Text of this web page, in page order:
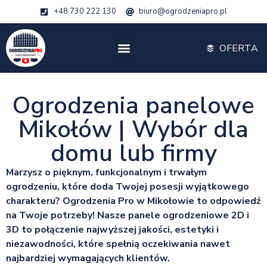
+48 730 222 130 biuro@ogrodzeniapro.pl
OFERTA
Ogrodzenia panelowe
Mikołów | Wybór dla
domu lub firmy
Marzysz o pięknym, funkcjonalnym i trwałym
ogrodzeniu, które doda Twojej posesji wyjątkowego
charakteru? Ogrodzenia Pro w Mikołowie to odpowiedź
na Twoje potrzeby! Nasze panele ogrodzeniowe 2D i
3D to połączenie najwyższej jakości, estetyki i
niezawodności, które spełnią oczekiwania nawet
najbardziej wymagających klientów.